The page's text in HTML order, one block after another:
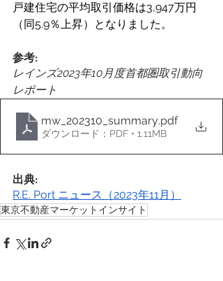
戸建住宅の平均取引価格は3,947万円
（同5.9％上昇）となりました。
参考:
レインズ2023年10月度首都圏取引動向
レポート
mw_202310_summary.pdf
ダウンロード：PDF • 1.11MB
出典:
R.E. Port ニュース（2023年11月）
東京不動産マーケットインサイト